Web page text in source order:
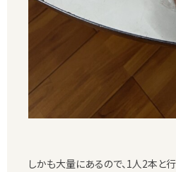
しかも大量にあるので、1人2本と